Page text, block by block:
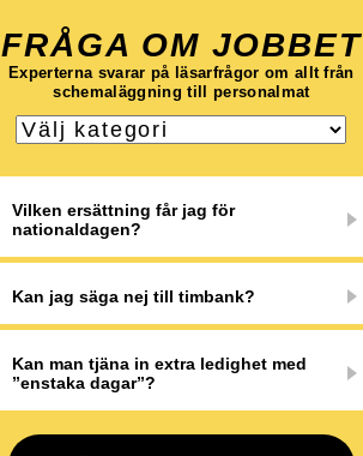
FRÅGA OM JOBBET
Experterna svarar på läsarfrågor om allt från
schemaläggning till personalmat
Vilken ersättning får jag för
nationaldagen?
Kan jag säga nej till timbank?
Kan man tjäna in extra ledighet med
”enstaka dagar”?